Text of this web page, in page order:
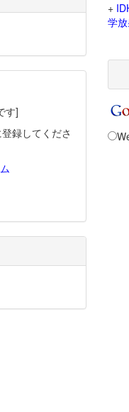
す]
録してくださ
+
学